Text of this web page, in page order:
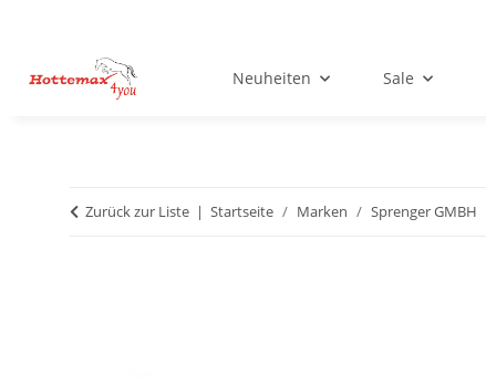
Neuheiten Sale
Zurück zur Liste Startseite Marken Sprenger GMBH